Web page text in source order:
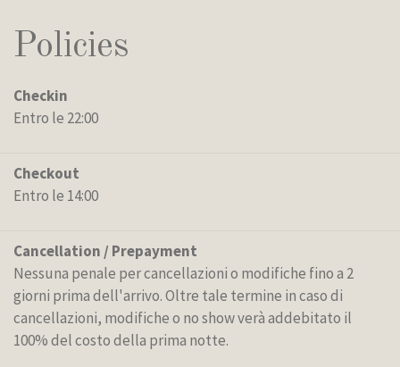
Policies
Checkin
Entro le 22:00
Checkout
Entro le 14:00
Cancellation / Prepayment
Nessuna penale per cancellazioni o modifiche fino a 2
giorni prima dell'arrivo. Oltre tale termine in caso di
cancellazioni, modifiche o no show verà addebitato il
100% del costo della prima notte.